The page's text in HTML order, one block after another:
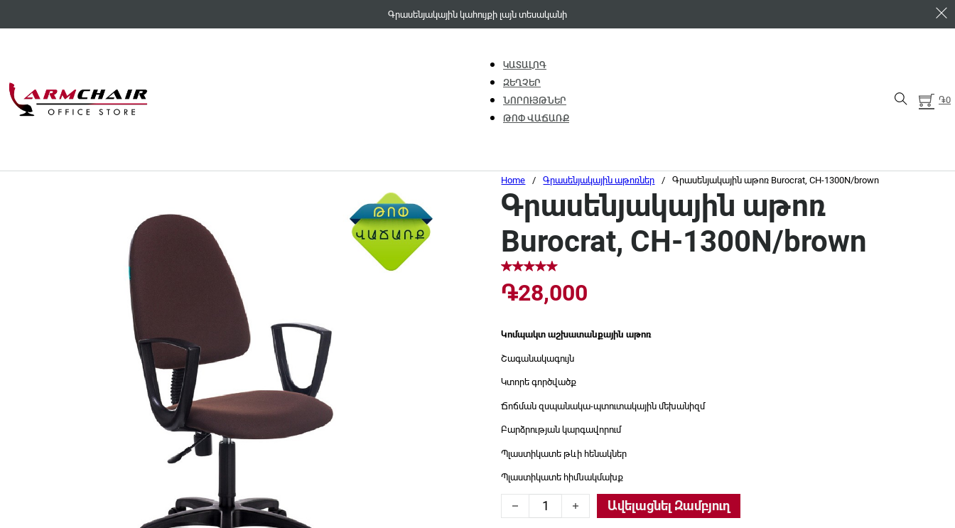
Գրասենյակային կահույքի լայն տեսականի
ԿԱՏԱԼՈԳ
ԶԵՂՉԵՐ
ՆՈՐՈՒՅԹՆԵՐ
ԹՈՓ ՎԱՃԱՌՔ
֏0
Home / Գրասենյակային աթոռներ / Գրասենյակային աթոռ Burocrat, CH-1300N/brown
Գրասենյակային աթոռ
Burocrat, CH-1300N/brown
֏28,000
Կոմպակտ աշխատանքային աթոռ
Շագանակագույն
Կտորե գործվածք
Ճոճման զսպանակա-պտուտակային մեխանիզմ
Բարձրության կարգավորում
Պլաստիկատե թևի հենակներ
Պլաստիկատե հիմնակմախք
Գրասենյակային աթոռ Burocrat, CH-1300N/brown quantity
Ավելացնել Զամբյուղ